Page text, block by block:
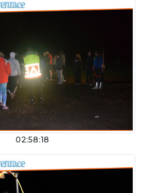
02:58:18